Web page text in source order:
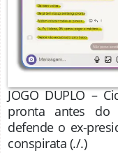
JOGO DUPLO –
pronta antes do
defende o ex-
conspirata (./.)